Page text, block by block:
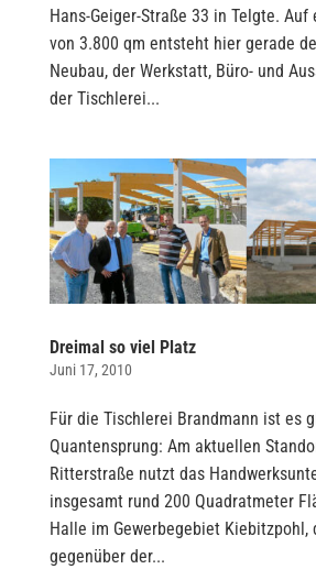
Hans-Geiger-Straße 33 in Telgte. Auf
von 3.800 qm entsteht hier gerade
Neubau, der Werkstatt, Büro- und
der Tischlerei...
Dreimal so viel Platz
Juni 17, 2010
Für die Tischlerei Brandmann ist es
Quantensprung: Am aktuellen
Ritterstraße nutzt das
insgesamt rund 200 Quadratmeter
Halle im Gewerbegebiet
gegenüber der...